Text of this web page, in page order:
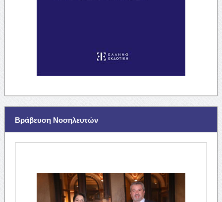
Βράβευση Νοσηλευτών